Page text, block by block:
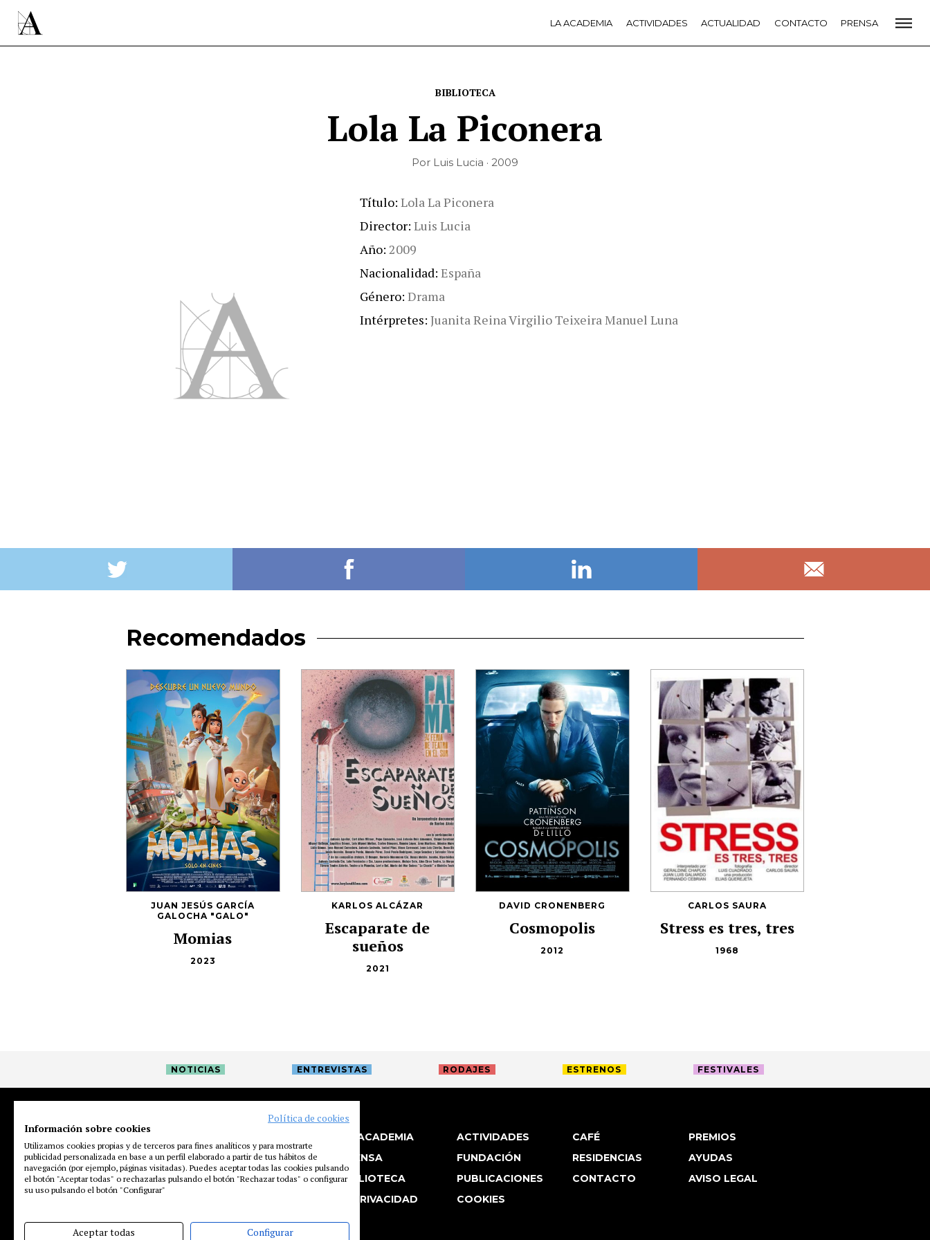
LA ACADEMIA ACTIVIDADES ACTUALIDAD CONTACTO PRENSA
BIBLIOTECA
Lola La Piconera
Por Luis Lucia · 2009
Título Lola La Piconera
Director Luis Lucia
Año 2009
Nacionalidad España
Género Drama
Intérpretes Juanita Reina Virgilio Teixeira Manuel Luna
Recomendados
JUAN JESÚS GARCÍA
GALOCHA "GALO"
Momias
2023
KARLOS ALCÁZAR
Escaparate de
sueños
2021
DAVID CRONENBERG
Cosmopolis
2012
CARLOS SAURA
Stress es tres, tres
1968
NOTICIAS ENTREVISTAS RODAJES ESTRENOS FESTIVALES
LA ACADEMIA ACTIVIDADES CAFÉ
PREMIOS
PRENSA
FUNDACIÓN RESIDENCIAS
AYUDAS
BIBLIOTECA
PUBLICACIONES CONTACTO
AVISO LEGAL
P. PRIVACIDAD
COOKIES
LA ACADEMIA PREMIOS GOYA FUNDACIÓN
CONTACTO
Política de cookies
Información sobre cookies
Utilizamos cookies propias y de terceros para fines analíticos y para mostrarte
publicidad personalizada en base a un perfil elaborado a partir de tus hábitos de
navegación (por ejemplo, páginas visitadas). Puedes aceptar todas las cookies pulsando
el botón "Aceptar todas" o rechazarlas pulsando el botón "Rechazar todas" o configurar
su uso pulsando el botón "Configurar"
Aceptar todas Configurar